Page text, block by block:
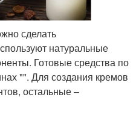
сделать
натуральные
Готовые средства по
"". Для создания кремов
остальные –